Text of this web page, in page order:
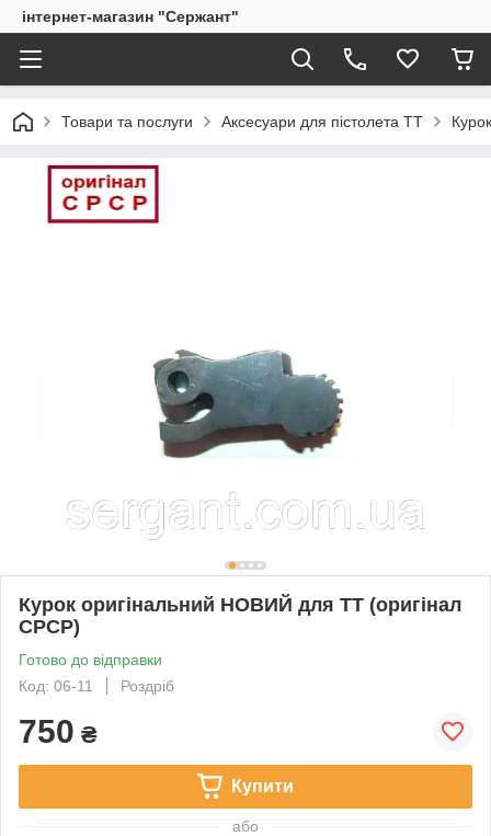
інтернет-магазин "Сержант"
Товари та послуги Аксесуари для пістолета ТТ
Курок оригінальний НОВИЙ для ТТ (оригінал
СРСР)
Готово до відправки
Код: 06-11
Роздріб
750 ₴
Купити
або